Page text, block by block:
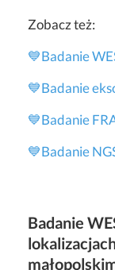
Zobacz też:
💙Badanie
💙Badanie
💙Badanie
💙Badanie
Badanie